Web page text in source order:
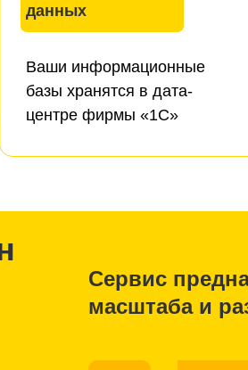
данных
Ваши информационные
базы хранятся в дата-
центре фирмы «1С»
Сервис
масштаба и